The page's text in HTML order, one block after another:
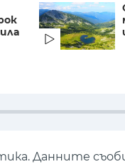
Данните